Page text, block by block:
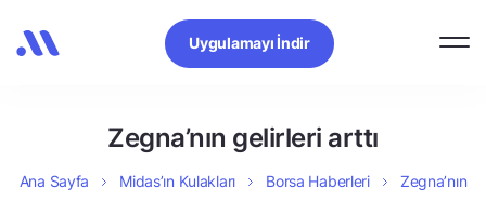
Uygulamayı İndir
Zegna’nın gelirleri arttı
Ana Sayfa Midas’ın Kulakları Borsa Haberleri
Zegna’nın